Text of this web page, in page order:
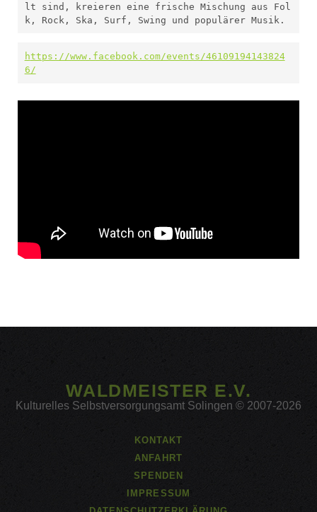
lt sind, kreieren eine frische Mischung aus Fol
k, Rock, Ska, Surf, Swing und populärer Musik.
https://www.facebook.com/events/46109194143824
6/
WALDMEISTER E.V.
Kulturelles Selbstversorgungsamt Solingen © 2007-2026
KONTAKT
ANFAHRT
SPENDEN
IMPRESSUM